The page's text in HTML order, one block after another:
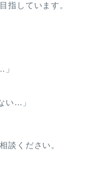
指しています。
」
い…」
談ください。